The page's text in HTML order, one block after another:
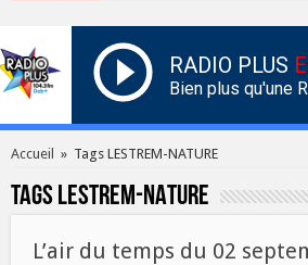
RADIO PLUS
Bien plus qu'une
Accueil » Tags LESTREM-NATURE
Tags LESTREM-NATURE
L’air du temps du 02